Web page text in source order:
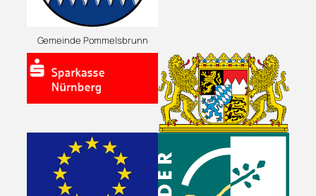
Gemeinde Pommelsbrunn